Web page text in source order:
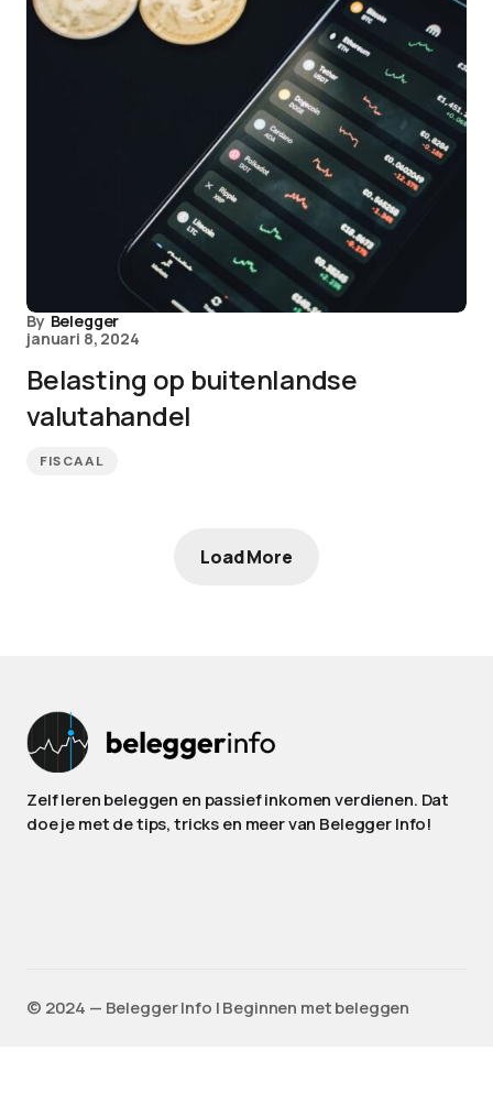
By Belegger
januari 8, 2024
Belasting op buitenlandse
valutahandel
FISCAAL
Load More
Zelf leren beleggen en passief inkomen verdienen. Dat
doe je met de tips, tricks en meer van Belegger Info!
©️ 2024 — Belegger Info | Beginnen met beleggen